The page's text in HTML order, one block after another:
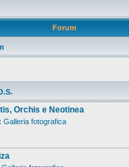
Forum
Orchis e Neotinea
Galleria fotografica